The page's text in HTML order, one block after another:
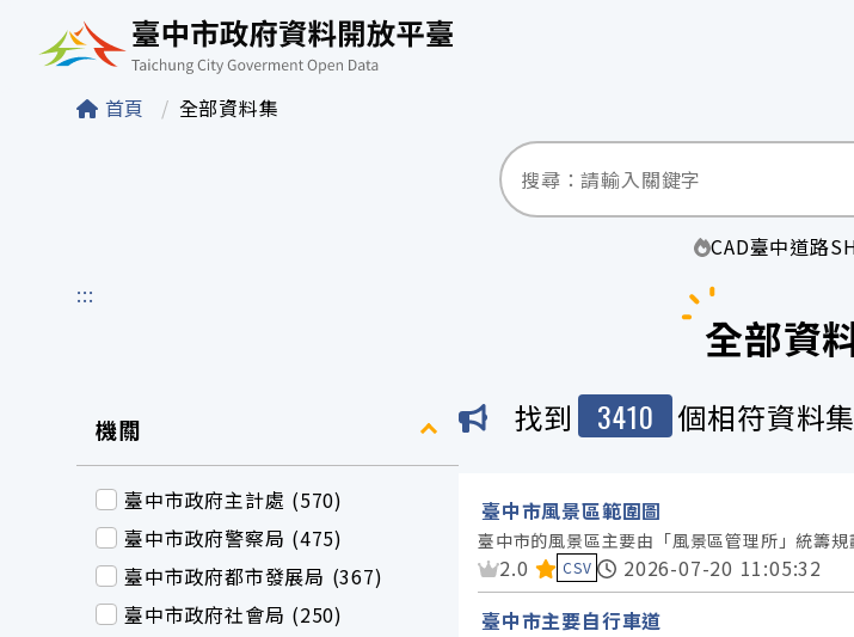
臺中市政府資料開放平臺
首頁 全部資料集
CAD臺中道路
:::
全部資
機關
臺中市政府主計處 (570)
臺中市政府警察局 (475)
臺中市政府都市發展局 (367)
臺中市政府社會局 (250)
找到 3410 個相符資料集
臺中市風景區範圍圖
臺中市的風景區主要由「風景區管理所」統籌
資料集評分：
2.0 CSV
2026-07-20 11:05:32
臺中市主要自行車道